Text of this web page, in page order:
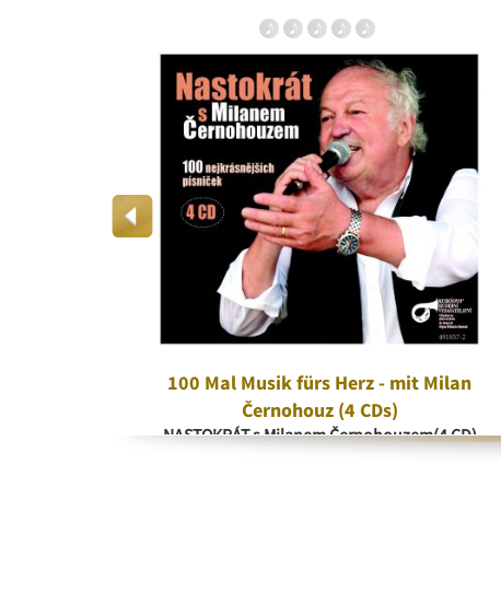
100 Mal Musik fürs Herz - mit Milan
Černohouz (4 CDs)
NASTOKRÁT s Milanem Černohouzem(4 CD)